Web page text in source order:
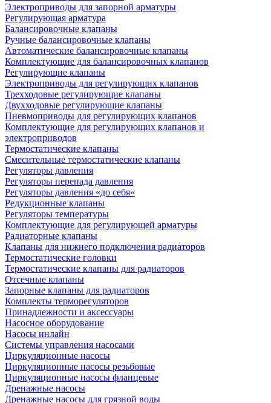
Электроприводы для запорной арматуры
Регулирующая арматура
Балансировочные клапаны
Ручные балансировочные клапаны
Автоматические балансировочные клапаны
Комплектующие для балансировочных клапанов
Регулирующие клапаны
Электроприводы для регулирующих клапанов
Трехходовые регулирующие клапаны
Двухходовые регулирующие клапаны
Пневмоприводы для регулирующих клапанов
Комплектующие для регулирующих клапанов и
электроприводов
Термостатические клапаны
Смесительные термостатические клапаны
Регуляторы давления
Регуляторы перепада давления
Регуляторы давления «до себя»
Редукционные клапаны
Регуляторы температуры
Комплектующие для регулирующей арматуры
Радиаторные клапаны
Клапаны для нижнего подключения радиаторов
Термостатические головки
Термостатические клапаны для радиаторов
Отсечные клапаны
Запорные клапаны для радиаторов
Комплекты терморегуляторов
Принадлежности и аксессуары
Насосное оборудование
Насосы инлайн
Системы управления насосами
Циркуляционные насосы
Циркуляционные насосы резьбовые
Циркуляционные насосы фланцевые
Дренажные насосы
Дренажные насосы для грязной воды